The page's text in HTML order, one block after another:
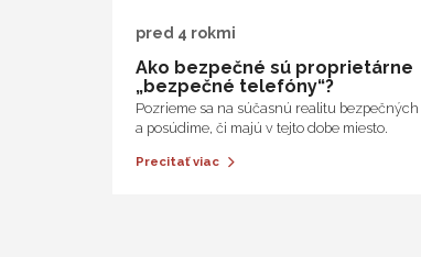
pred 4 rokmi
Ako bezpečné sú proprietárne
„bezpečné telefóny“?
Pozrieme sa na súčasnú realitu
a posúdime, či majú v tejto dobe miesto.
Precitať viac